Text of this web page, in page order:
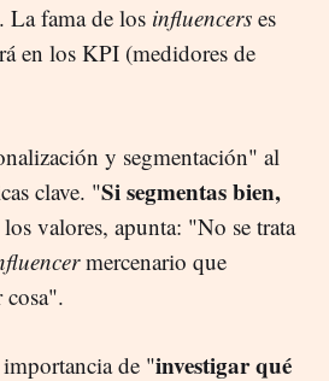
. La fama de los influencers es
en los KPI (medidores de
y segmentación" al
clave. "Si segmentas bien,
valores, apunta: "No se trata
mercenario que
de "investigar qué